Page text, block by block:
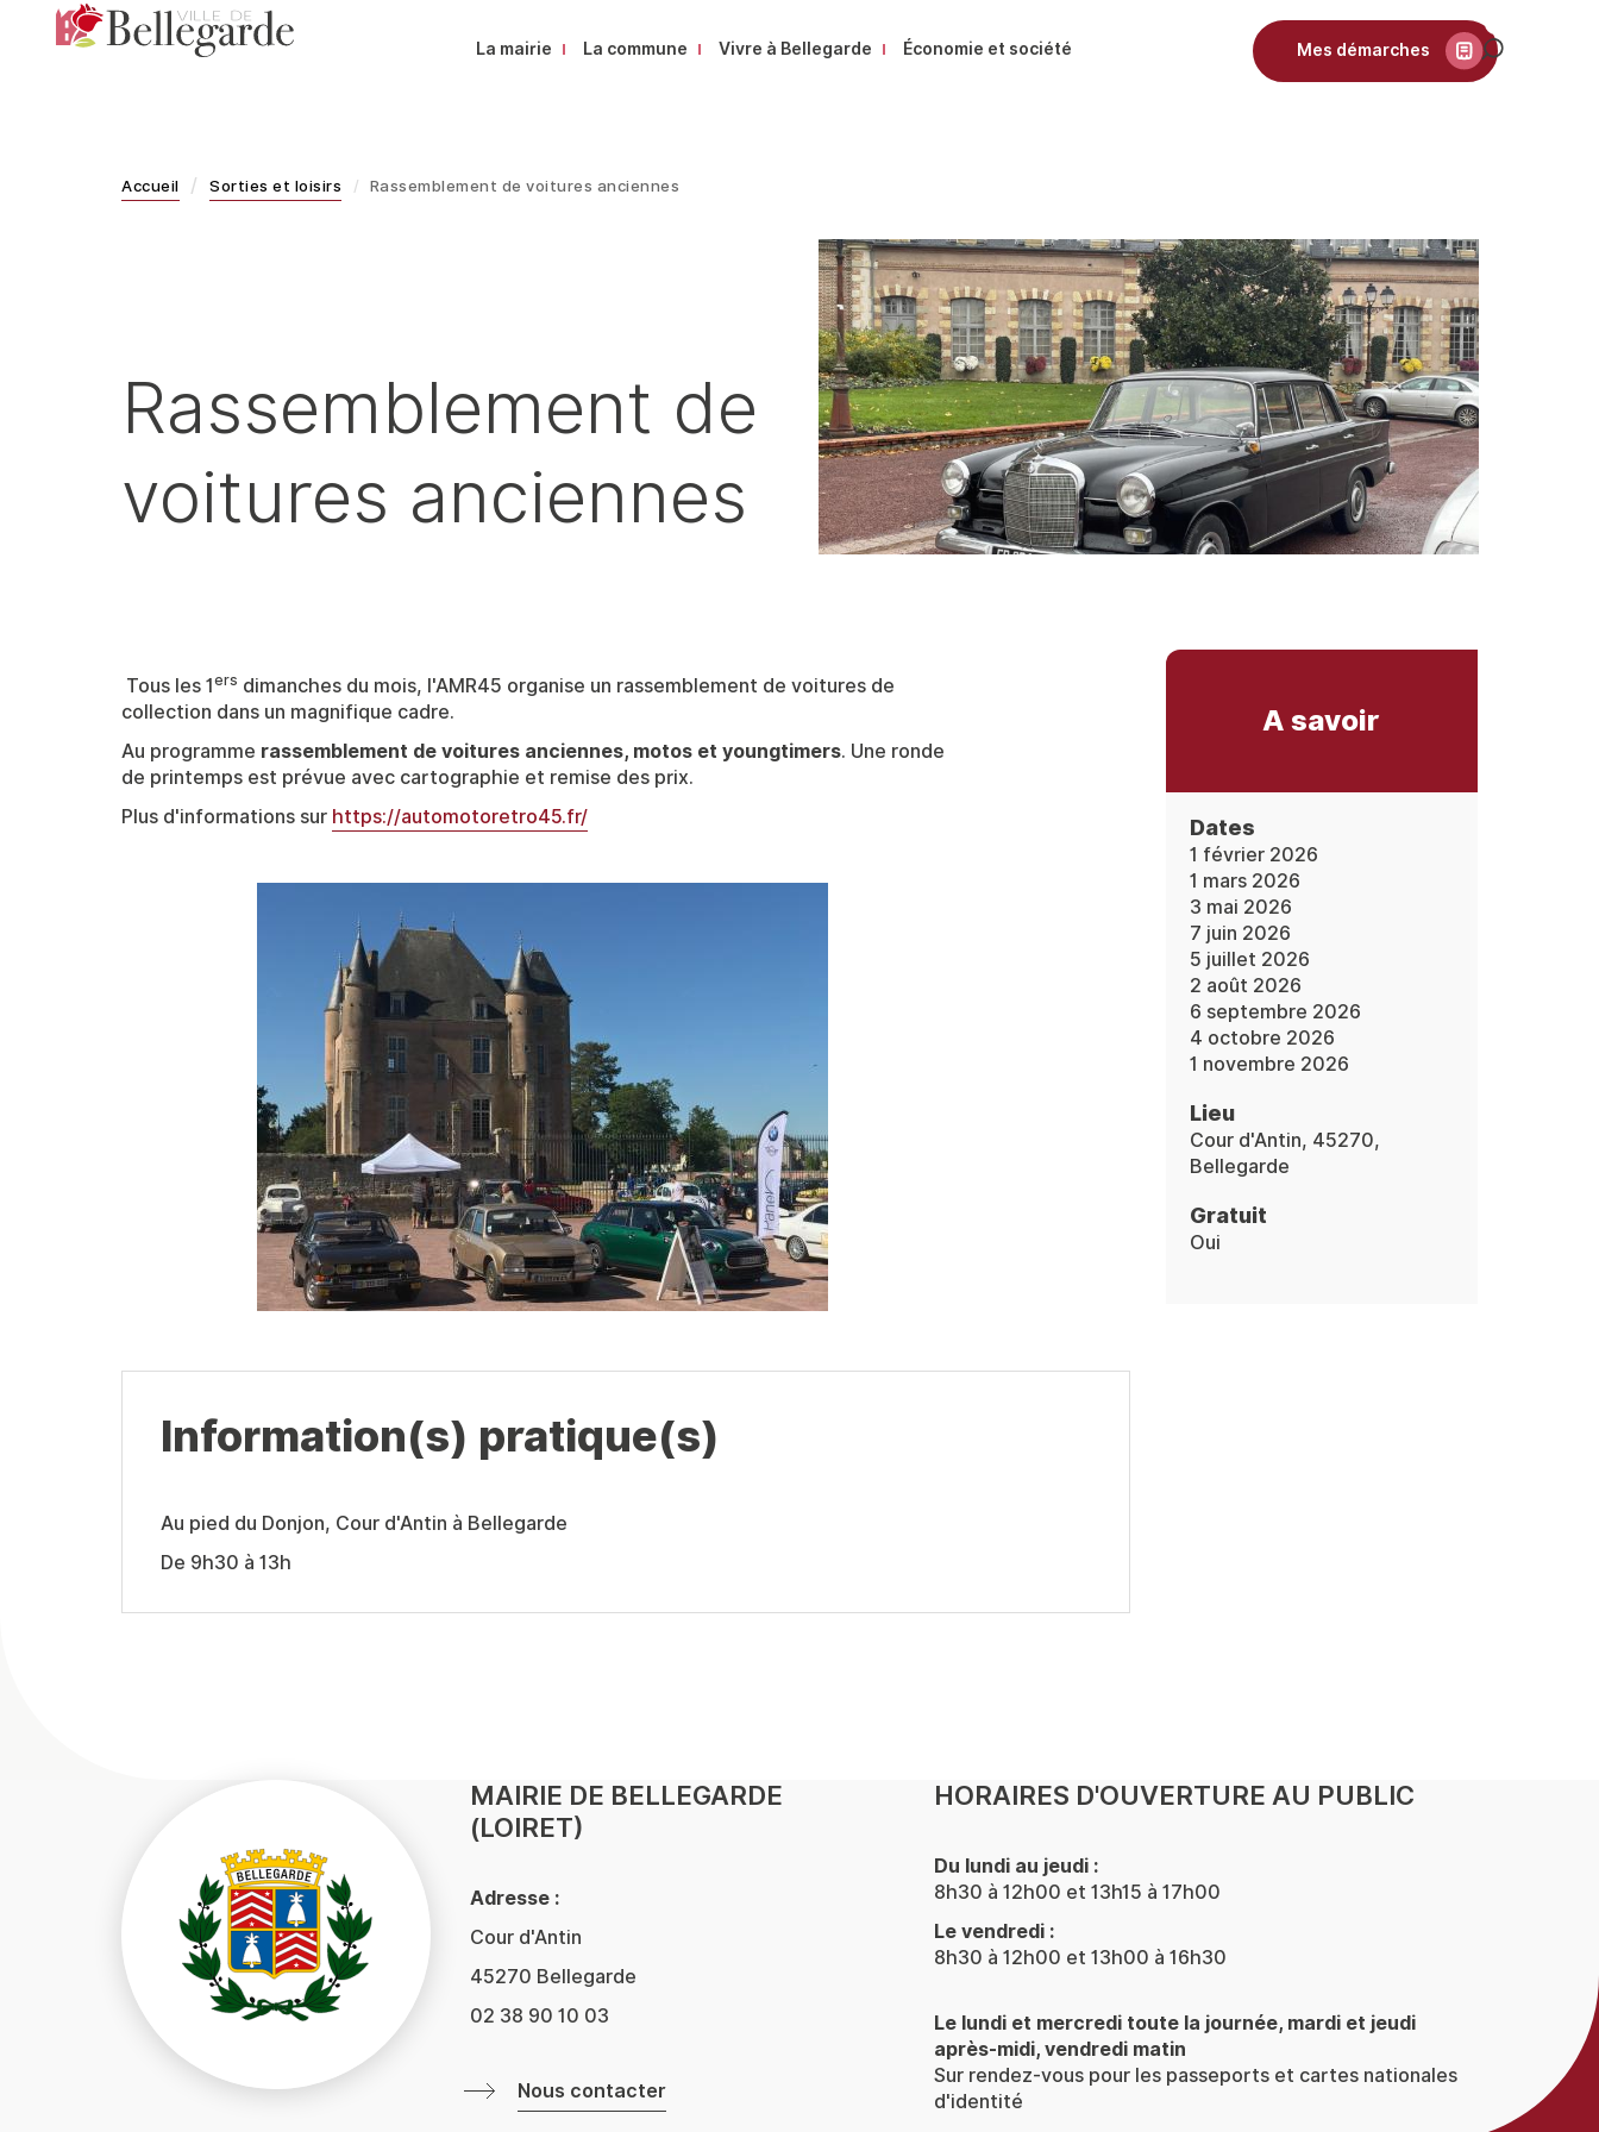
La mairie La commune Vivre à Bellegarde Économie et société Mes démarches
Accueil Sorties et loisirs Rassemblement de voitures anciennes
Rassemblement de
voitures anciennes
Contenu
Tous les 1ers dimanches du mois, l'AMR45 organise un rassemblement de voitures de
collection dans un magnifique cadre.
Au programme rassemblement de voitures anciennes, motos et youngtimers. Une ronde
de printemps est prévue avec cartographie et remise des prix.
Plus d'informations sur https://automotoretro45.fr/
Information(s) pratique(s)
Au pied du Donjon, Cour d'Antin à Bellegarde
De 9h30 à 13h
A savoir
Dates
1 février 2026
1 mars 2026
3 mai 2026
7 juin 2026
5 juillet 2026
2 août 2026
6 septembre 2026
4 octobre 2026
1 novembre 2026
Lieu
Cour d'Antin, 45270,
Bellegarde
Gratuit
Oui
MAIRIE DE BELLEGARDE
(LOIRET)
Adresse :
Cour d'Antin
45270 Bellegarde
02 38 90 10 03
Nous contacter
HORAIRES D'OUVERTURE AU PUBLIC
Du lundi au jeudi :
8h30 à 12h00 et 13h15 à 17h00
Le vendredi :
8h30 à 12h00 et 13h00 à 16h30
Le lundi et mercredi toute la journée, mardi et jeudi
après-midi, vendredi matin
Sur rendez-vous pour les passeports et cartes nationales
d'identité